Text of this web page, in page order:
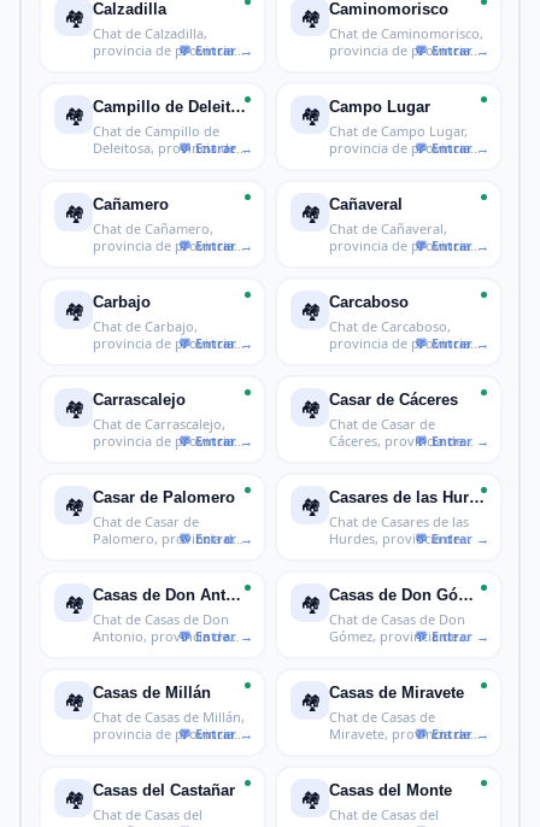
🏘️ Calzadilla
Chat de Calzadilla,
provincia de provincia
🏘️ Caminomorisco
Chat de Caminomorisco,
provincia de provincia
🏘️ Campillo de Deleitosa
Chat de Campillo de
Deleitosa, provincia de
🏘️ Campo Lugar
Chat de Campo Lugar,
provincia de provincia
🏘️ Cañamero
Chat de Cañamero,
provincia de provincia
🏘️ Cañaveral
Chat de Cañaveral,
provincia de provincia
🏘️ Carbajo
Chat de Carbajo,
provincia de provincia
🏘️ Carcaboso
Chat de Carcaboso,
provincia de provincia
🏘️ Carrascalejo
Chat de Carrascalejo,
provincia de provincia
🏘️ Casar de Cáceres
Chat de Casar de
Cáceres, provincia de
🏘️ Casar de Palomero
Chat de Casar de
Palomero, provincia de
🏘️ Casares de las Hurdes
Chat de Casares de las
Hurdes, provincia de
🏘️ Casas de Don Antonio
Chat de Casas de Don
Antonio, provincia de
🏘️ Casas de Don Gómez
Chat de Casas de Don
Gómez, provincia de
🏘️ Casas de Millán
Chat de Casas de Millán,
provincia de provincia
🏘️ Casas de Miravete
Chat de Casas de
Miravete, provincia de
🏘️ Casas del Castañar
Chat de Casas del
🏘️ Casas del Monte
Chat de Casas del